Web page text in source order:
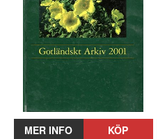
MER INFO KÖP